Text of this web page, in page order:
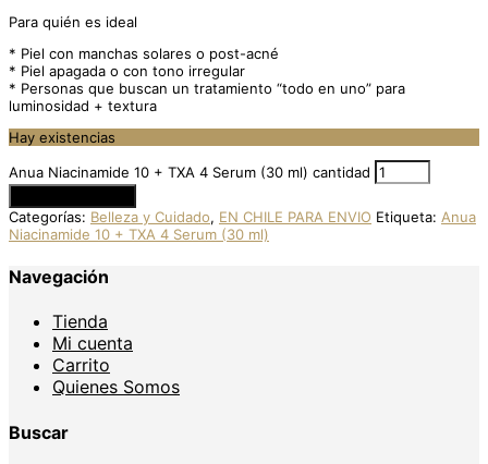
Para quién es ideal
* Piel con manchas solares o post-acné
* Piel apagada o con tono irregular
* Personas que buscan un tratamiento “todo en uno” para
luminosidad + textura
Hay existencias
Anua Niacinamide 10 + TXA 4 Serum (30 ml) cantidad
Categorías: Belleza y Cuidado, EN CHILE PARA ENVIO Etiqueta: Anua
Niacinamide 10 + TXA 4 Serum (30 ml)
Navegación
Tienda
Mi cuenta
Carrito
Quienes Somos
Buscar